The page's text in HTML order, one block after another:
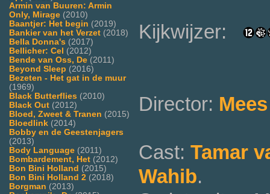
Armin van Buuren: Armin
Only, Mirage (2010)
Baantjer: Het begin (2019)
Bankier van het Verzet (2018)
Bella Donna's (2017)
Bellicher: Cel (2012)
Bende van Oss, De (2011)
Beyond Sleep (2016)
Bezeten - Het gat in de muur
(1969)
Black Butterflies (2010)
Black Out (2012)
Bloed, Zweet & Tranen (2015)
Bloedlink (2014)
Bobby en de Geestenjagers
(2013)
Body Language (2011)
Bombardement, Het (2012)
Bon Bini Holland (2015)
Bon Bini Holland 2 (2018)
Borgman (2013)
Kijkwijzer:
Director:
Cast: Tamar
Wahib.